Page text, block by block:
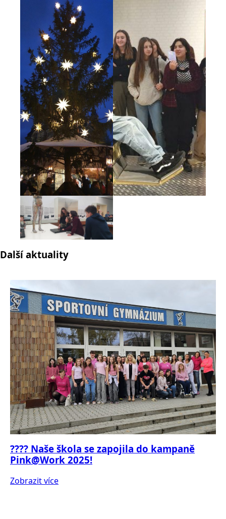
Další aktuality
???? Naše škola se zapojila do kampaně
Pink@Work 2025!
Zobrazit více